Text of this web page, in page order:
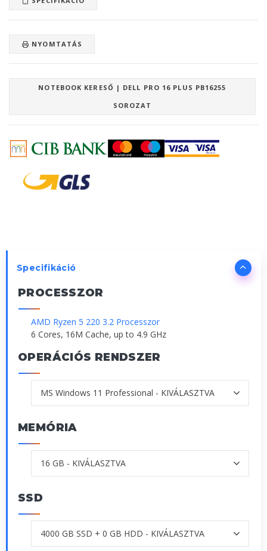
NYOMTATÁS
NOTEBOOK KERESŐ | DELL PRO 16 PLUS PB16255
SOROZAT
Specifikáció
PROCESSZOR
AMD Ryzen 5 220 3.2 Processzor
6 Cores, 16M Cache, up to 4.9 GHz
OPERÁCIÓS RENDSZER
MEMÓRIA
SSD